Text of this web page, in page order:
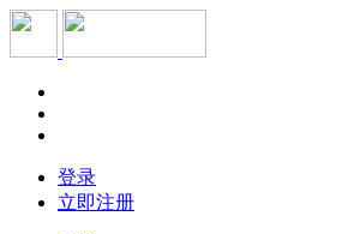
登录
立即注册